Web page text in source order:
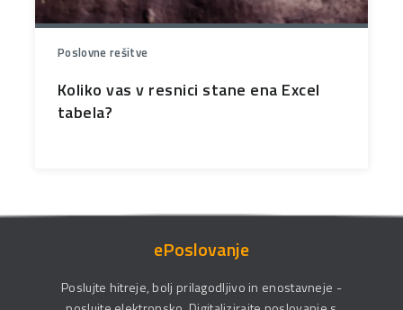
Poslovne rešitve
Koliko vas v resnici stane ena Excel
tabela?
ePoslovanje
Poslujte hitreje, bolj prilagodljivo in enostavneje -